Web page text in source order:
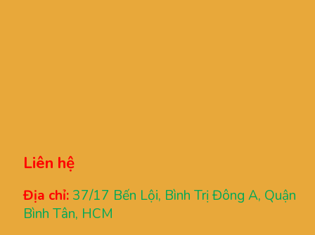
Liên hệ
Địa chỉ: 37/17 Bến Lội, Bình Trị Đông A, Quận
Bình Tân, HCM